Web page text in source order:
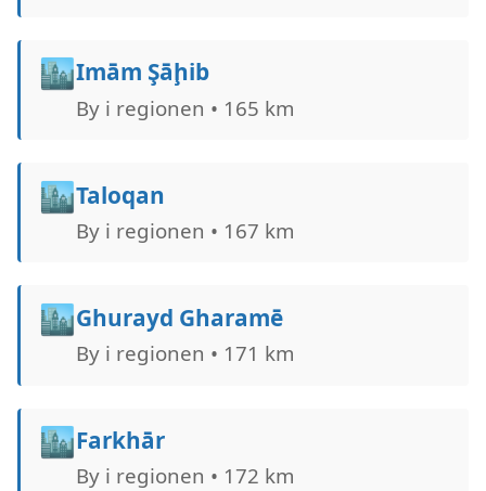
🏙️Imām Şāḩib
By i regionen • 165 km
🏙️Taloqan
By i regionen • 167 km
🏙️Ghurayd Gharamē
By i regionen • 171 km
🏙️Farkhār
By i regionen • 172 km